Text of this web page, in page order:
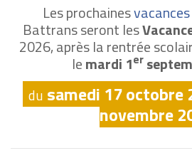
Les prochaines
Battrans seront les
2026, après la rentrée
lemardi 1er
du samedi 17 octobre
novembre